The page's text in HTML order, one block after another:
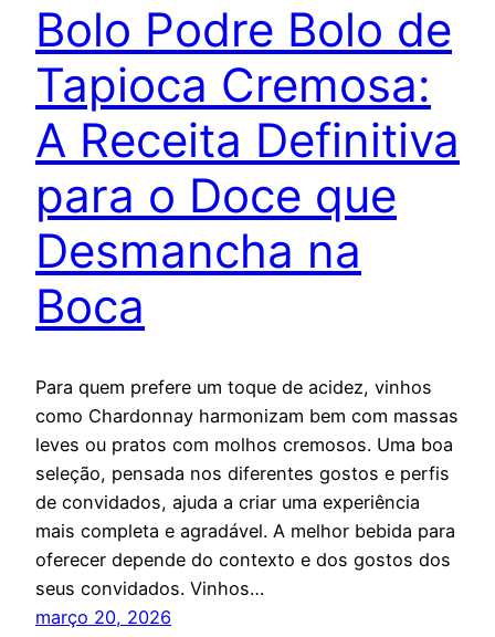
Bolo Podre Bolo de
Tapioca Cremosa:
A Receita Definitiva
para o Doce que
Desmancha na
Boca
Para quem prefere um toque de acidez, vinhos
como Chardonnay harmonizam bem com massas
leves ou pratos com molhos cremosos. Uma boa
seleção, pensada nos diferentes gostos e perfis
de convidados, ajuda a criar uma experiência
mais completa e agradável. A melhor bebida para
oferecer depende do contexto e dos gostos dos
seus convidados. Vinhos…
março 20, 2026